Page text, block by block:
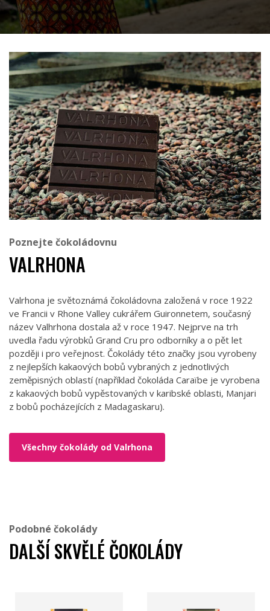
Poznejte čokoládovnu
VALRHONA
Valrhona je světoznámá čokoládovna založená v roce 1922
ve Francii v Rhone Valley cukrářem Guironnetem, současný
název Valhrhona dostala až v roce 1947. Nejprve na trh
uvedla řadu výrobků Grand Cru pro odborníky a o pět let
později i pro veřejnost. Čokolády této značky jsou vyrobeny
z nejlepších kakaových bobů vybraných z jednotlivých
zeměpisných oblastí (například čokoláda Caraïbe je vyrobena
z kakaových bobů vypěstovaných v karibské oblasti, Manjari
z bobů pocházejících z Madagaskaru).
Všechny čokolády od Valrhona
Podobné čokolády
DALŠÍ SKVĚLÉ ČOKOLÁDY